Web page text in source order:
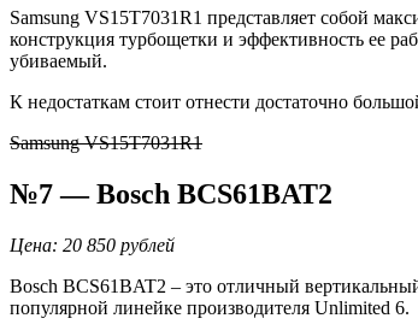
Samsung VS15T7031R1 представляет собой
конструкция турбощетки и эффективность ее
убиваемый.
К недостаткам стоит отнести достаточно
Samsung VS15T7031R1
№7 — Bosch BCS61BAT2
Цена: 20 850 рублей
Bosch BCS61BAT2 – это отличный
популярной линейке производителя Unlimited 6.